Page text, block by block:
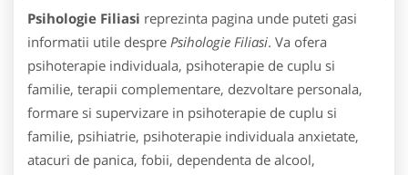
Psihologie Filiasi reprezinta pagina unde puteti gasi
informatii utile despre Psihologie Filiasi. Va ofera
psihoterapie individuala, psihoterapie de cuplu si
familie, terapii complementare, dezvoltare personala,
formare si supervizare in psihoterapie de cuplu si
familie, psihiatrie, psihoterapie individuala anxietate,
atacuri de panica, fobii, dependenta de alcool,